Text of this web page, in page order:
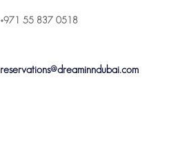
+971 55 837 0518
reservations@dreaminndubai.com